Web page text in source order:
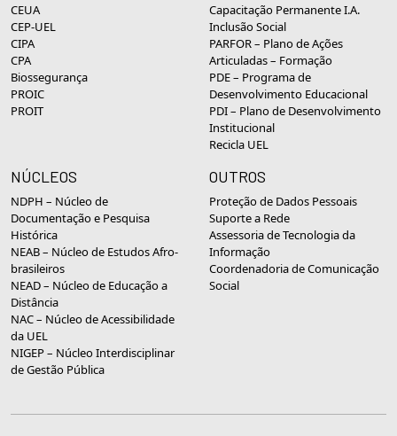
CEUA
CEP-UEL
CIPA
CPA
Biossegurança
PROIC
PROIT
Capacitação Permanente I.A.
Inclusão Social
PARFOR – Plano de Ações
Articuladas – Formação
PDE – Programa de
Desenvolvimento Educacional
PDI – Plano de Desenvolvimento
Institucional
Recicla UEL
NÚCLEOS
NDPH – Núcleo de
Documentação e Pesquisa
Histórica
NEAB – Núcleo de Estudos Afro-
brasileiros
NEAD – Núcleo de Educação a
Distância
NAC – Núcleo de Acessibilidade
da UEL
NIGEP – Núcleo Interdisciplinar
de Gestão Pública
OUTROS
Proteção de Dados Pessoais
Suporte a Rede
Assessoria de Tecnologia da
Informação
Coordenadoria de Comunicação
Social